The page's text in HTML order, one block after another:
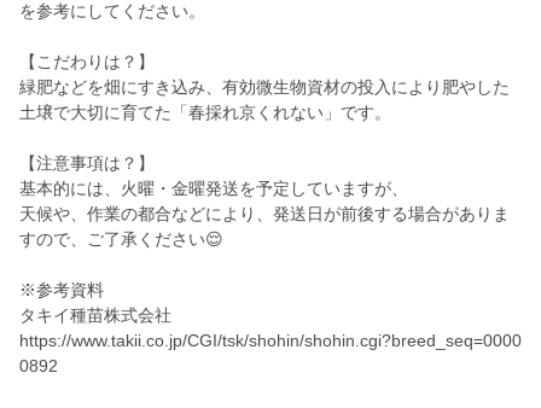
を参考にしてください。
【こだわりは？】
緑肥などを畑にすき込み、有効微生物資材の投入により肥やした
土壌で大切に育てた「春採れ京くれない」です。
【注意事項は？】
基本的には、火曜・金曜発送を予定していますが、
天候や、作業の都合などにより、発送日が前後する場合がありま
すので、ご了承ください😌
※参考資料
タキイ種苗株式会社
https://www.takii.co.jp/CGI/tsk/shohin/shohin.cgi?breed_seq=0000
0892